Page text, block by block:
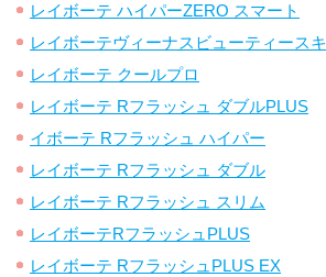
レイボーテ ハイパーZERO スマート
レイボーテヴィーナスビューティース
レイボーテ クールプロ
レイボーテ Rフラッシュ ダブルPLUS
イボーテ Rフラッシュ ハイパー
レイボーテ Rフラッシュ ダブル
レイボーテ Rフラッシュ スリム
レイボーテRフラッシュPLUS
レイボーテ RフラッシュPLUS EX